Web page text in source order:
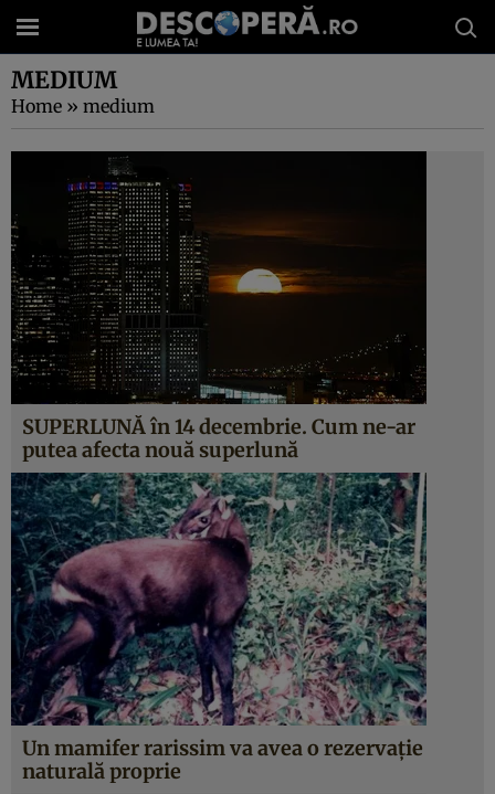
MEDIUM
Home » medium
SUPERLUNĂ în 14 decembrie. Cum ne-ar
putea afecta nouă superlună
Un mamifer rarissim va avea o rezervaţie
naturală proprie